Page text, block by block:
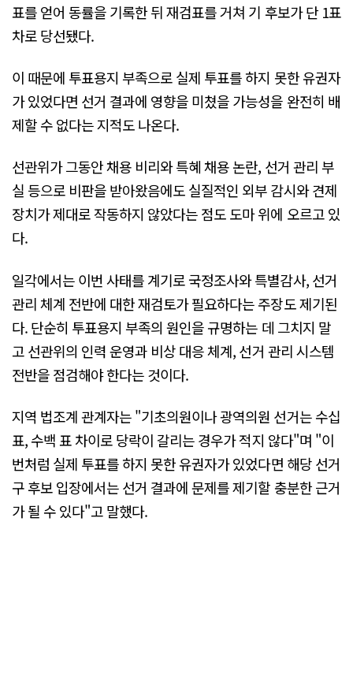
표를 얻어 동률을 기록한 뒤 재검표를 거쳐 기 후보가 단 1표
차로 당선됐다.
이 때문에 투표용지 부족으로 실제 투표를 하지 못한 유권자
가 있었다면 선거 결과에 영향을 미쳤을 가능성을 완전히 배
제할 수 없다는 지적도 나온다.
선관위가 그동안 채용 비리와 특혜 채용 논란, 선거 관리 부
실 등으로 비판을 받아왔음에도 실질적인 외부 감시와 견제
장치가 제대로 작동하지 않았다는 점도 도마 위에 오르고 있
다.
일각에서는 이번 사태를 계기로 국정조사와 특별감사, 선거
관리 체계 전반에 대한 재검토가 필요하다는 주장도 제기된
다. 단순히 투표용지 부족의 원인을 규명하는 데 그치지 말
고 선관위의 인력 운영과 비상 대응 체계, 선거 관리 시스템
전반을 점검해야 한다는 것이다.
지역 법조계 관계자는 "기초의원이나 광역의원 선거는 수십
표, 수백 표 차이로 당락이 갈리는 경우가 적지 않다"며 "이
번처럼 실제 투표를 하지 못한 유권자가 있었다면 해당 선거
구 후보 입장에서는 선거 결과에 문제를 제기할 충분한 근거
가 될 수 있다"고 말했다.